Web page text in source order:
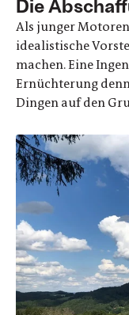
Die
Als junger
idealistische
machen. Eine
Ernüchterung
Dingen auf den